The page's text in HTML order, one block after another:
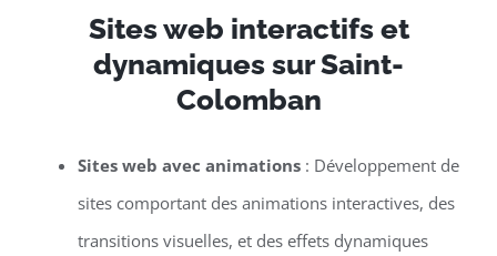
Sites web interactifs et
dynamiques sur Saint-
Colomban
Sites web avec animations: Développement de
sites comportant des animations interactives, des
transitions visuelles, et des effets dynamiques